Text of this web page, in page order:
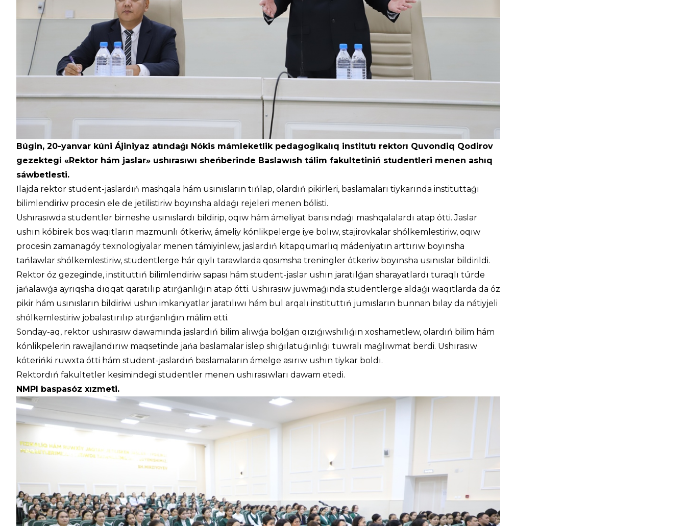
Búgin, 20-yanvar kúni Ájiniyaz atındaǵı Nókis mámleketlik pedagogikalıq institutı rektorı Quvondiq Qodirov
gezektegi «Rektor hám jaslar» ushırasıwı sheńberinde Baslawısh tálim fakultetiniń studentleri menen ashıq
sáwbetlesti.
Ilajda rektor student-jaslardıń mashqala hám usınısların tıńlap, olardıń pikirleri, baslamaları tiykarında instituttaǵı
bilimlendiriw procesin ele de jetilistiriw boyınsha aldaǵı rejeleri menen bólisti.
Ushırasıwda studentler birneshe usınıslardı bildirip, oqıw hám ámeliyat barısındaǵı mashqalalardı atap ótti. Jaslar
ushın kóbirek bos waqıtların mazmunlı ótkeriw, ámeliy kónlikpelerge iye bolıw, stajirovkalar shólkemlestiriw, oqıw
procesin zamanagóy texnologiyalar menen támiyinlew, jaslardıń kitapqumarlıq mádeniyatın arttırıw boyınsha
tańlawlar shólkemlestiriw, studentlerge hár qıylı tarawlarda qosımsha treningler ótkeriw boyınsha usınıslar bildirildi.
Rektor óz gezeginde, instituttıń bilimlendiriw sapası hám student-jaslar ushın jaratılǵan sharayatlardı turaqlı túrde
jańalawǵa ayrıqsha dıqqat qaratılıp atırǵanlıǵın atap ótti. Ushırasıw juwmaǵında studentlerge aldaǵı waqıtlarda da óz
pikir hám usınısların bildiriwi ushın imkaniyatlar jaratılıwı hám bul arqalı instituttıń jumısların bunnan bılay da nátiyjeli
shólkemlestiriw jobalastırılıp atırǵanlıǵın málim etti.
Sonday-aq, rektor ushırasıw dawamında jaslardıń bilim alıwǵa bolǵan qızıǵıwshılıǵın xoshametlew, olardıń bilim hám
kónlikpelerin rawajlandırıw maqsetinde jańa baslamalar islep shıǵılatuǵınlıǵı tuwralı maǵlıwmat berdi. Ushırasıw
kóterińki ruwxta ótti hám student-jaslardıń baslamaların ámelge asırıw ushın tiykar boldı.
Rektordıń fakultetler kesimindegi studentler menen ushırasıwları dawam etedi.
NMPI baspasóz xızmeti.